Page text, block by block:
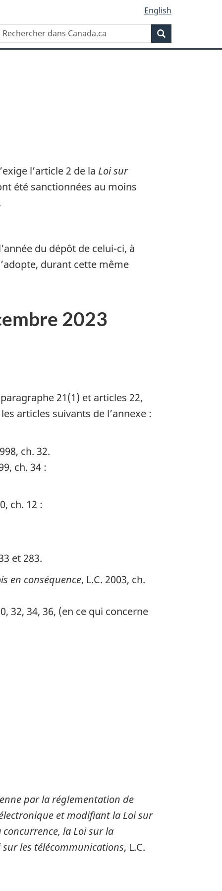
English
l’article 2 de la Loi sur
été sanctionnées au moins
du dépôt de celui-ci, à
durant cette même
2023
21(1) et articles 22,
articles suivants de l’annexe :
ch. 32.
ch. 34 :
ch. 12 :
et 283.
en conséquence, L.C. 2003, ch.
32, 34, 36, (en ce qui concerne
par la réglementation de
et modifiant la Loi sur
la Loi sur la
les télécommunications, L.C.